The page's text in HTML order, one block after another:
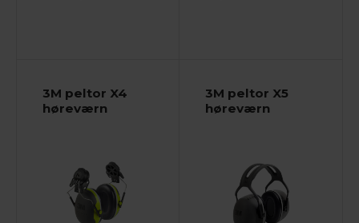
3M peltor X4
høreværn
3M peltor X5
høreværn